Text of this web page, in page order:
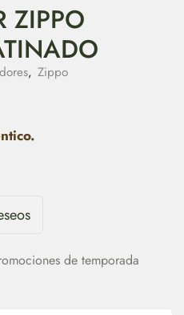
ZIPPO
, Zippo
de temporada